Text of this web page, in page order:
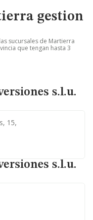
gestion
sucursales de Martierra
que tengan hasta 3
s.l.u.
15,
s.l.u.